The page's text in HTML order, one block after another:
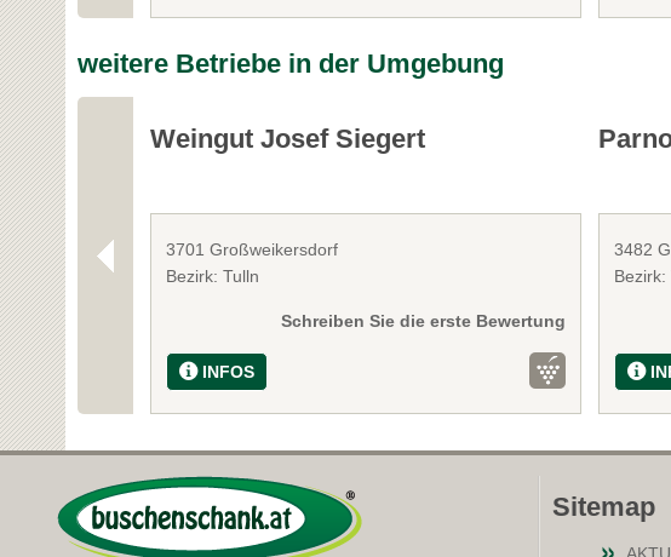
weitere Betriebe in der Umgebung
Weingut Josef Siegert
3701 Großweikersdorf
Bezirk: Tulln
Schreiben Sie die erste Bewertung
INFOS
3482
Bezirk:
Sitemap